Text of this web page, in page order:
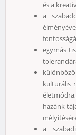
és a
a
egymás
kulturális
hazánk
a